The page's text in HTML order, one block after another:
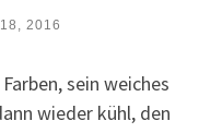
2016
sein weiches
wieder kühl, den